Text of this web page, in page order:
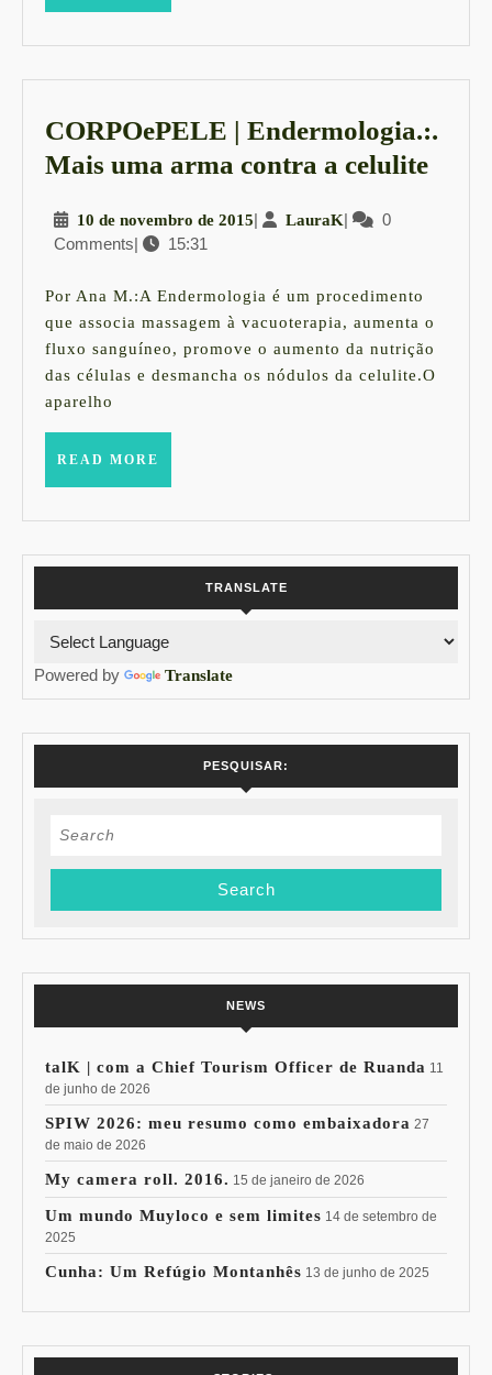
CORPOePELE | Endermologia.:.
Mais uma arma contra a celulite
arma
10 de novembro de 201510
de
| LauraKLauraK
|
0
Comments| 15:31
Por Ana M.:A Endermologia é um procedimento
que associa massagem à vacuoterapia, aumenta o
fluxo sanguíneo, promove o aumento da nutrição
das células e desmancha os nódulos da celulite.O
aparelho
READ MORE
TRANSLATE
Powered by Translate
PESQUISAR:
Search
NEWS
talK | com a Chief Tourism Officer de Ruanda 11
de junho de 2026
SPIW 2026: meu resumo como embaixadora 27
de maio de 2026
My camera roll. 2016. 15 de janeiro de 2026
Um mundo Muyloco e sem limites 14 de setembro de
2025
Cunha: Um Refúgio Montanhês 13 de junho de 2025